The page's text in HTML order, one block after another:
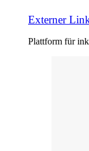
Externer
Plattform für